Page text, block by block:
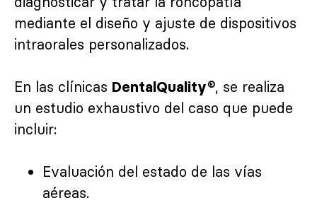
mediante el diseño y ajuste de dispositivos
intraorales personalizados.
En las clínicas DentalQuality®, se realiza
un estudio exhaustivo del caso que puede
incluir:
Evaluación del estado de las vías
aéreas.